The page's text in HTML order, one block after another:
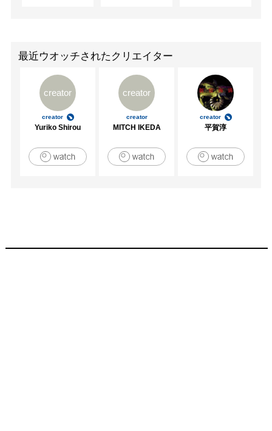
最近ウオッチされたクリエイター
creator
creator
Yuriko Shirou
creator
creator
MITCH IKEDA
creator
平賀淳